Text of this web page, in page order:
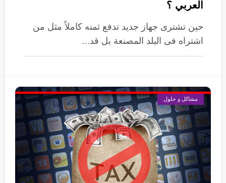
العربي ؟
حين تشترى جهاز جديد تدفع ثمنه كاملاً مثل من
اشتراه فى البلد المصنعة بل قد…
مشاكل و حلول